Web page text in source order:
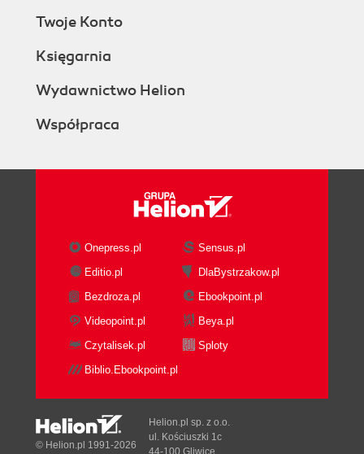
Twoje Konto
Księgarnia
Wydawnictwo Helion
Współpraca
Onepress.pl
Sensus.pl
Editio.pl
DlaBystrzakow.pl
Bezdroza.pl
Ebookpoint.pl
Videopoint.pl
Beya.pl
Czytalisek.pl
Sploty
Biblio.Ebookpoint.pl
© Helion.pl 1991-2026
Helion.pl sp. z o.o.
ul. Kościuszki 1c
44-100 Gliwice